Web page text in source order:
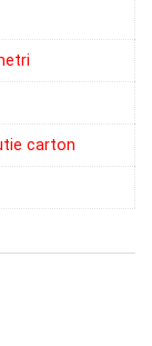
carton